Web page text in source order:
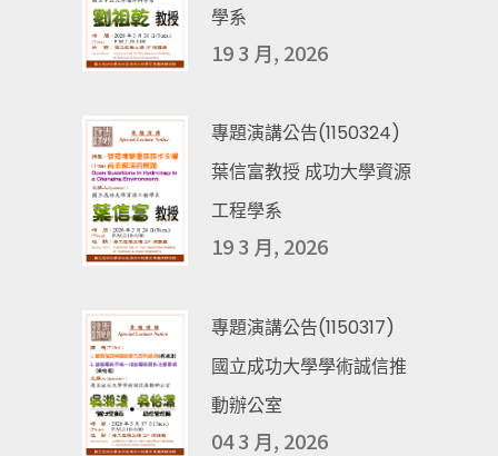
學系
19 3 月, 2026
專題演講公告(1150324)
葉信富教授 成功大學資源
工程學系
19 3 月, 2026
專題演講公告(1150317)
國立成功大學學術誠信推
動辦公室
04 3 月, 2026